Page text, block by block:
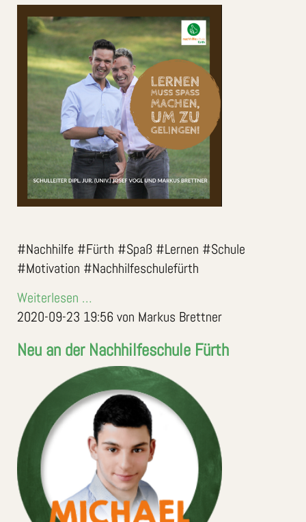
#Nachhilfe #Fürth #Spaß #Lernen #Schule
#Motivation #Nachhilfeschulefürth
Weiterlesen …
2020-09-23 19:56 von Markus Brettner
Neu an der Nachhilfeschule Fürth